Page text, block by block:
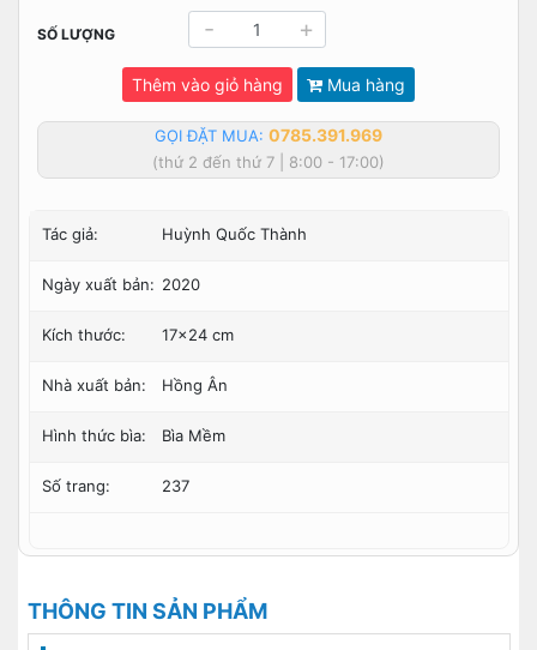
SỐ LƯỢNG - +
Thêm vào giỏ hàng Mua hàng
GỌI ĐẶT MUA: 0785.391.969
(thứ 2 đến thứ 7 | 8:00 - 17:00)
Tác giả: Huỳnh Quốc Thành
Ngày xuất bản: 2020
Kích thước: 17x24 cm
Nhà xuất bản: Hồng Ân
Hình thức bìa: Bìa Mềm
Số trang: 237
THÔNG TIN SẢN PHẨM